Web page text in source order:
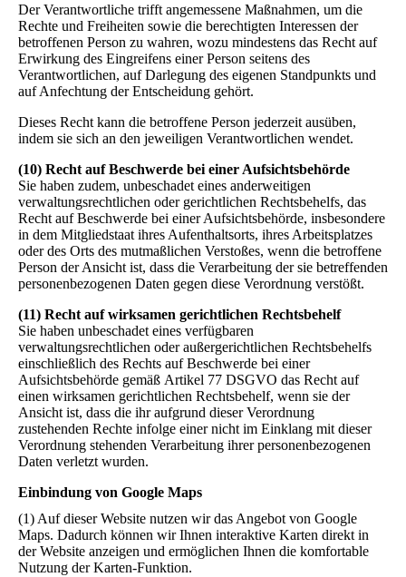
Der Verantwortliche trifft angemessene Maßnahmen, um die
Rechte und Freiheiten sowie die berechtigten Interessen der
betroffenen Person zu wahren, wozu mindestens das Recht auf
Erwirkung des Eingreifens einer Person seitens des
Verantwortlichen, auf Darlegung des eigenen Standpunkts und
auf Anfechtung der Entscheidung gehört.
Dieses Recht kann die betroffene Person jederzeit ausüben,
indem sie sich an den jeweiligen Verantwortlichen wendet.
(10) Recht auf Beschwerde bei einer Aufsichtsbehörde
Sie haben zudem, unbeschadet eines anderweitigen
verwaltungsrechtlichen oder gerichtlichen Rechtsbehelfs, das
Recht auf Beschwerde bei einer Aufsichtsbehörde, insbesondere
in dem Mitgliedstaat ihres Aufenthaltsorts, ihres Arbeitsplatzes
oder des Orts des mutmaßlichen Verstoßes, wenn die betroffene
Person der Ansicht ist, dass die Verarbeitung der sie betreffenden
personenbezogenen Daten gegen diese Verordnung verstößt.
(11) Recht auf wirksamen gerichtlichen Rechtsbehelf
Sie haben unbeschadet eines verfügbaren
verwaltungsrechtlichen oder außergerichtlichen Rechtsbehelfs
einschließlich des Rechts auf Beschwerde bei einer
Aufsichtsbehörde gemäß Artikel 77 DSGVO das Recht auf
einen wirksamen gerichtlichen Rechtsbehelf, wenn sie der
Ansicht ist, dass die ihr aufgrund dieser Verordnung
zustehenden Rechte infolge einer nicht im Einklang mit dieser
Verordnung stehenden Verarbeitung ihrer personenbezogenen
Daten verletzt wurden.
Einbindung von Google Maps
(1) Auf dieser Website nutzen wir das Angebot von Google
Maps. Dadurch können wir Ihnen interaktive Karten direkt in
der Website anzeigen und ermöglichen Ihnen die komfortable
Nutzung der Karten-Funktion.